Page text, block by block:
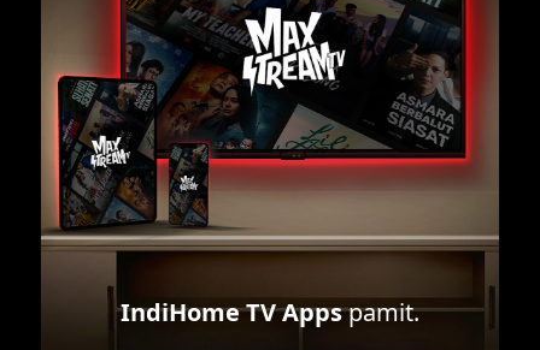
IndiHome TV Appspamit.